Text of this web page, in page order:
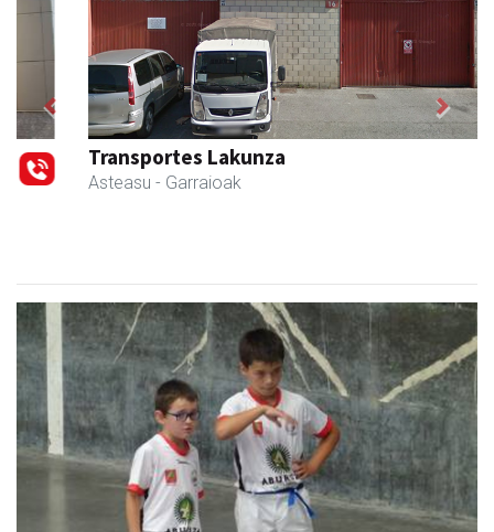
Transportes Lakunza
Asteasu - Garraioak
Previous Next